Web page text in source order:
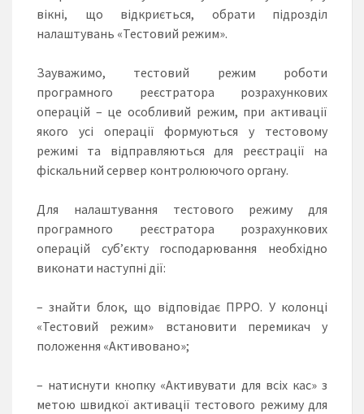
вікні, що відкриється, обрати підрозділ
налаштувань «Тестовий режим».
Зауважимо, тестовий режим роботи
програмного реєстратора розрахункових
операцій – це особливий режим, при активації
якого усі операції формуються у тестовому
режимі та відправляються для реєстрації на
фіскальний сервер контролюючого органу.
Для налаштування тестового режиму для
програмного реєстратора розрахункових
операцій суб’єкту господарювання необхідно
виконати наступні дії:
– знайти блок, що відповідає ПРРО. У колонці
«Тестовий режим» встановити перемикач у
положення «Активовано»;
– натиснути кнопку «Активувати для всіх кас» з
метою швидкої активації тестового режиму для